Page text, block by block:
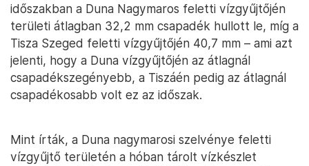
időszakban a Duna Nagymaros feletti vízgyűjtőjén
területi átlagban 32,2 mm csapadék hullott le, míg a
Tisza Szeged feletti vízgyűjtőjén 40,7 mm – ami azt
jelenti, hogy a Duna vízgyűjtőjén az átlagnál
csapadékszegényebb, a Tiszáén pedig az átlagnál
csapadékosabb volt ez az időszak.
Mint írták, a Duna nagymarosi szelvénye feletti
vízgyűjtő területén a hóban tárolt vízkészlet